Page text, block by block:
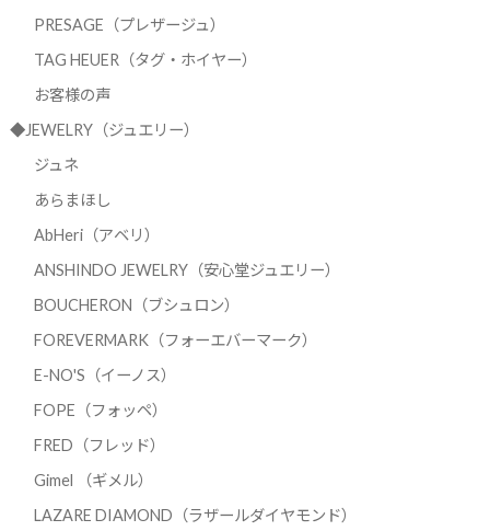
PRESAGE（プレザージュ）
TAG HEUER（タグ・ホイヤー）
お客様の声
◆JEWELRY（ジュエリー）
ジュネ
あらまほし
AbHeri（アベリ）
ANSHINDO JEWELRY（安心堂ジュエリー）
BOUCHERON（ブシュロン）
FOREVERMARK（フォーエバーマーク）
E-NO'S（イーノス）
FOPE（フォッペ）
FRED（フレッド）
Gimel （ギメル）
LAZARE DIAMOND（ラザールダイヤモンド）